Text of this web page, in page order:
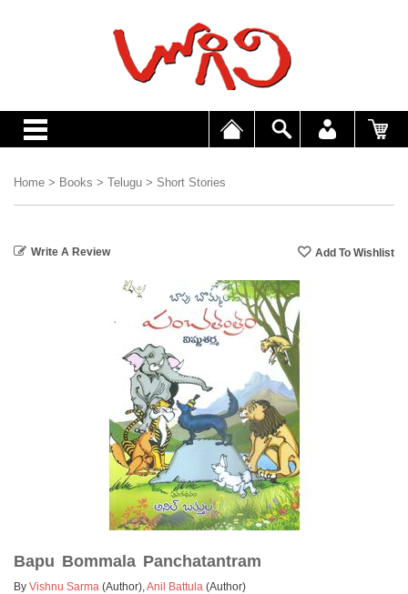
Home > Books > Telugu > Short Stories
Write A Review
Bapu Bommala Panchatantram
By Vishnu Sarma (Author),Anil Battula (Author)